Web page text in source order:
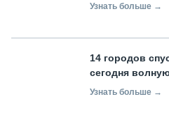
Узнать больше →
14 городов
сегодня
Узнать больше →